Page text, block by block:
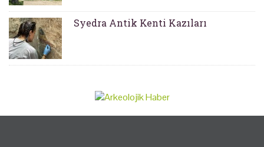
Syedra Antik Kenti Kazıları